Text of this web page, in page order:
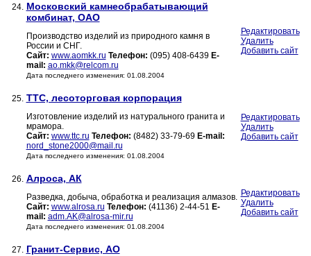
24. Московский камнеобрабатывающий
комбинат, ОАО
Производство изделий из природного камня в
России и СНГ.
Сайт: www.aomkk.ru Телефон: (095) 408-6439 E-
mail: ao.mkk@relcom.ru
Дата последнего изменения: 01.08.2004
Редактировать
Удалить
Добавить сайт
25. ТТС, лесоторговая корпорация
Изготовление изделий из натурального гранита и
мрамора.
Сайт: www.ttc.ru Телефон: (8482) 33-79-69 E-mail:
nord_stone2000@mail.ru
Дата последнего изменения: 01.08.2004
Редактировать
Удалить
Добавить сайт
26. Алроса, АК
Разведка, добыча, обработка и реализация алмазов.
Сайт: www.alrosa.ru Телефон: (41136) 2-44-51 E-
mail: adm.AK@alrosa-mir.ru
Дата последнего изменения: 01.08.2004
Редактировать
Удалить
Добавить сайт
27. Гранит-Сервис, АО